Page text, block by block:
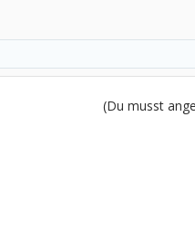
(Du musst